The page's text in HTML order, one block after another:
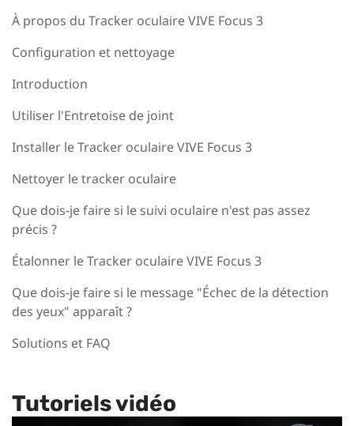
À propos du Tracker oculaire VIVE Focus 3
Configuration et nettoyage
Introduction
Utiliser l'Entretoise de joint
Installer le Tracker oculaire VIVE Focus 3
Nettoyer le tracker oculaire
Que dois-je faire si le suivi oculaire n'est pas assez
précis ?
Étalonner le Tracker oculaire VIVE Focus 3
Que dois-je faire si le message "Échec de la détection
des yeux" apparaît ?
Solutions et FAQ
Tutoriels vidéo